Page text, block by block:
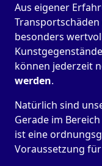
Aus eigener
besonders
können jederzeit
werden.
Natürlich sind
Gerade im
ist eine
Voraussetzung